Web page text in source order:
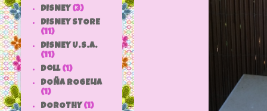
DISNEY (3)
DISNEY STORE
(11)
DISNEY U.S.A.
(11)
doll (1)
DOÑA ROGELIA
(1)
DOROTHY (1)